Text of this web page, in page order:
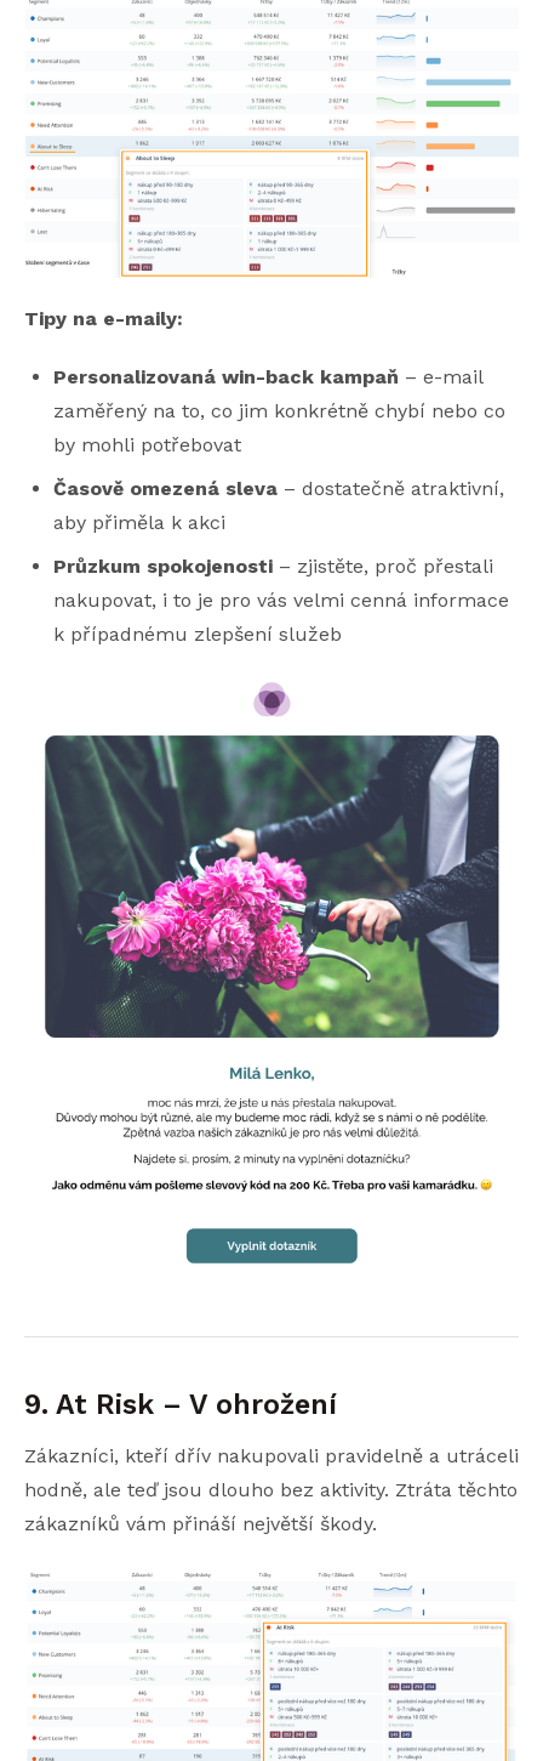
Tipy na e-maily:
Personalizovaná win-back kampaň – e-mail
zaměřený na to, co jim konkrétně chybí nebo co
by mohli potřebovat
Časově omezená sleva – dostatečně atraktivní,
aby přiměla k akci
Průzkum spokojenosti – zjistěte, proč přestali
nakupovat, i to je pro vás velmi cenná informace
k případnému zlepšení služeb
9. At Risk – V ohrožení
Zákazníci, kteří dřív nakupovali pravidelně a utráceli
hodně, ale teď jsou dlouho bez aktivity. Ztráta těchto
zákazníků vám přináší největší škody.